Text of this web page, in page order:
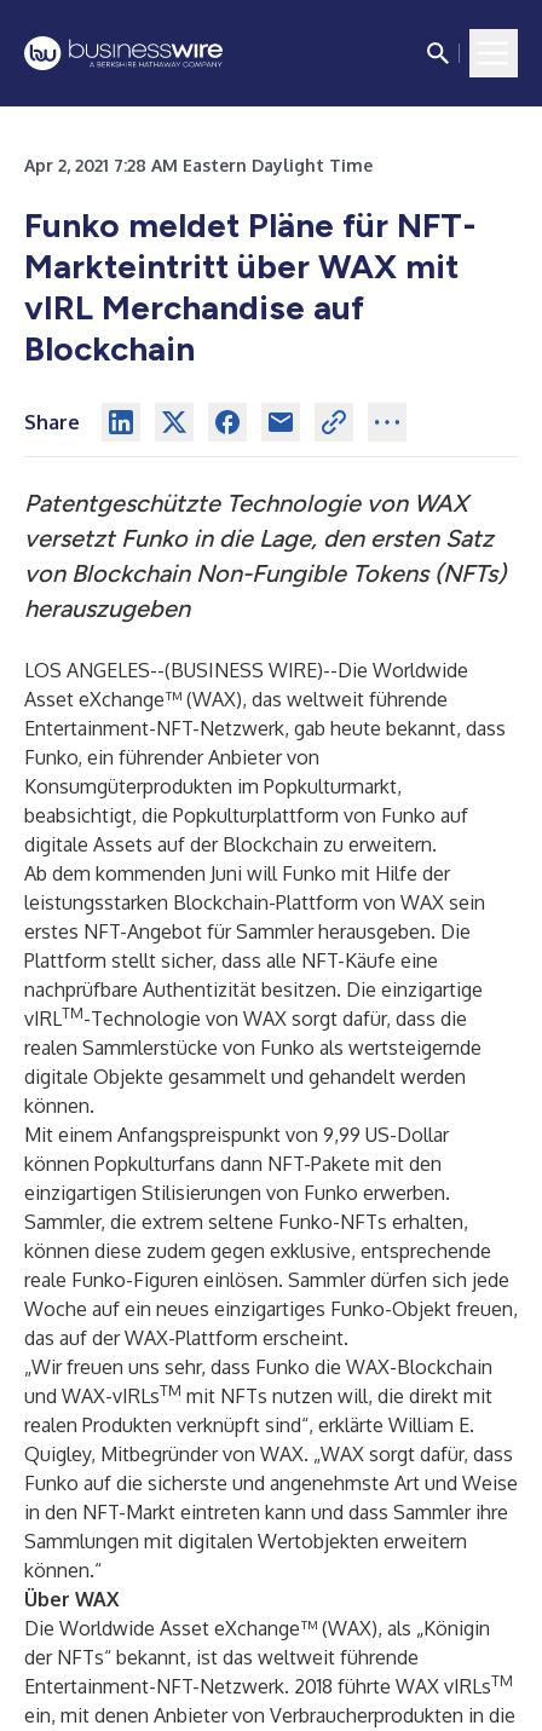
Apr 2, 2021 7:28 AM Eastern Daylight Time
Funko meldet Pläne für NFT-
Markteintritt über WAX mit
vIRL Merchandise auf
Blockchain
Share
Patentgeschützte Technologie von WAX
versetzt Funko in die Lage, den ersten Satz
von Blockchain Non-Fungible Tokens (NFTs)
herauszugeben
LOS ANGELES--(BUSINESS WIRE)--Die Worldwide
Asset eXchange™ (WAX), das weltweit führende
Entertainment-NFT-Netzwerk, gab heute bekannt, dass
Funko, ein führender Anbieter von
Konsumgüterprodukten im Popkulturmarkt,
beabsichtigt, die Popkulturplattform von Funko auf
digitale Assets auf der Blockchain zu erweitern.
Ab dem kommenden Juni will Funko mit Hilfe der
leistungsstarken Blockchain-Plattform von WAX sein
erstes NFT-Angebot für Sammler herausgeben. Die
Plattform stellt sicher, dass alle NFT-Käufe eine
nachprüfbare Authentizität besitzen. Die einzigartige
vIRLTM-Technologie von WAX sorgt dafür, dass die
realen Sammlerstücke von Funko als wertsteigernde
digitale Objekte gesammelt und gehandelt werden
können.
Mit einem Anfangspreispunkt von 9,99 US-Dollar
können Popkulturfans dann NFT-Pakete mit den
einzigartigen Stilisierungen von Funko erwerben.
Sammler, die extrem seltene Funko-NFTs erhalten,
können diese zudem gegen exklusive, entsprechende
reale Funko-Figuren einlösen. Sammler dürfen sich jede
Woche auf ein neues einzigartiges Funko-Objekt freuen,
das auf der WAX-Plattform erscheint.
„Wir freuen uns sehr, dass Funko die WAX-Blockchain
und WAX-vIRLsTM mit NFTs nutzen will, die direkt mit
realen Produkten verknüpft sind“, erklärte William E.
Quigley, Mitbegründer von WAX. „WAX sorgt dafür, dass
Funko auf die sicherste und angenehmste Art und Weise
in den NFT-Markt eintreten kann und dass Sammler ihre
Sammlungen mit digitalen Wertobjekten erweitern
können.“
Über WAX
Die Worldwide Asset eXchange™ (WAX), als „Königin
der NFTs“ bekannt, ist das weltweit führende
Entertainment-NFT-Netzwerk. 2018 führte WAX vIRLsTM
ein, mit denen Anbieter von Verbraucherprodukten in die